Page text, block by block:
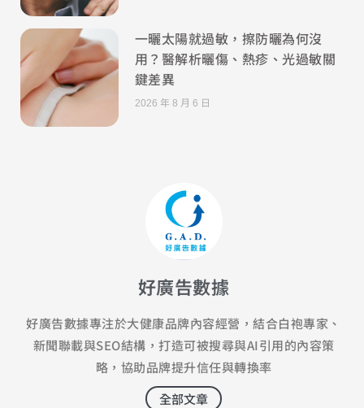
一曬太陽就過敏，擦防曬為何沒
用？醫解析曬傷、熱疹、光過敏關
鍵差異
2026 年 8 月 6 日
好廣告數據
好廣告數據專注於大健康品牌內容經營，結合白袍專家、
新聞聯載與SEO結構，打造可被搜尋與AI引用的內容策
略，協助品牌提升信任與轉換率
全部文章